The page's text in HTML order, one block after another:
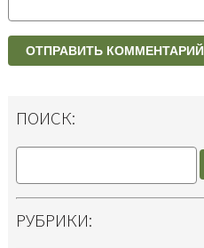
ПОИСК:
РУБРИКИ: